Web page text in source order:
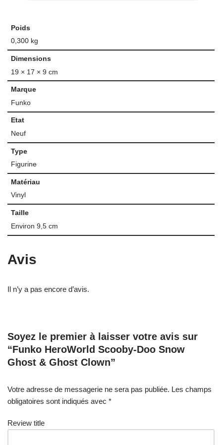
Poids
0,300 kg
Dimensions
19 × 17 × 9 cm
Marque
Funko
Etat
Neuf
Type
Figurine
Matériau
Vinyl
Taille
Environ 9,5 cm
Avis
Il n’y a pas encore d’avis.
Soyez le premier à laisser votre avis sur
“Funko HeroWorld Scooby-Doo Snow
Ghost & Ghost Clown”
Votre adresse de messagerie ne sera pas publiée. Les champs
obligatoires sont indiqués avec *
Review title